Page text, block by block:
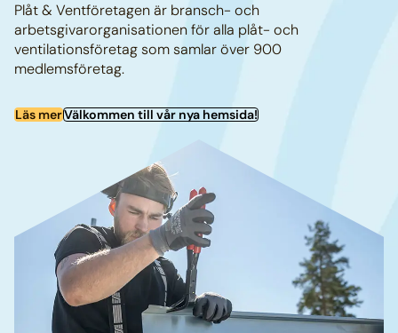
Plåt & Ventföretagen är bransch- och
arbetsgivarorganisationen för alla plåt- och
ventilationsföretag som samlar över 900
medlemsföretag.
Läs merVälkommen till vår nya hemsida!